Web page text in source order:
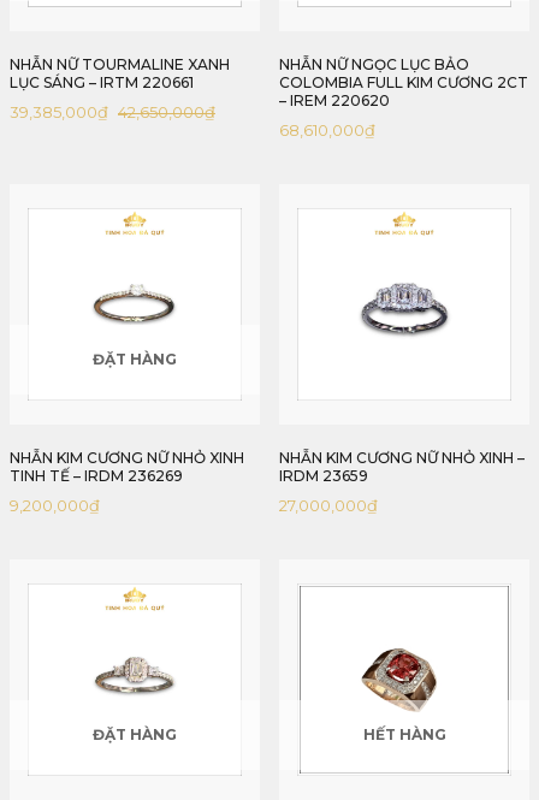
NHẪN NỮ TOURMALINE XANH
LỤC SÁNG – IRTM 220661
42,650,000₫Giá
39,385,000₫
Giá
39,385,000₫.
NHẪN NỮ NGỌC LỤC BẢO
COLOMBIA FULL KIM CƯƠNG 2CT
– IREM 220620
68,610,000₫
ĐẶT HÀNG
NHẪN KIM CƯƠNG NỮ NHỎ XINH
TINH TẾ – IRDM 236269
9,200,000₫
NHẪN KIM CƯƠNG NỮ NHỎ XINH –
IRDM 23659
27,000,000₫
ĐẶT HÀNG HẾT HÀNG